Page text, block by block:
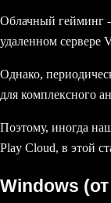
Облачный гейминг -
удаленном сервере
Однако,
для комплексного
Поэтому, иногда
Play Cloud, в этой
Windows